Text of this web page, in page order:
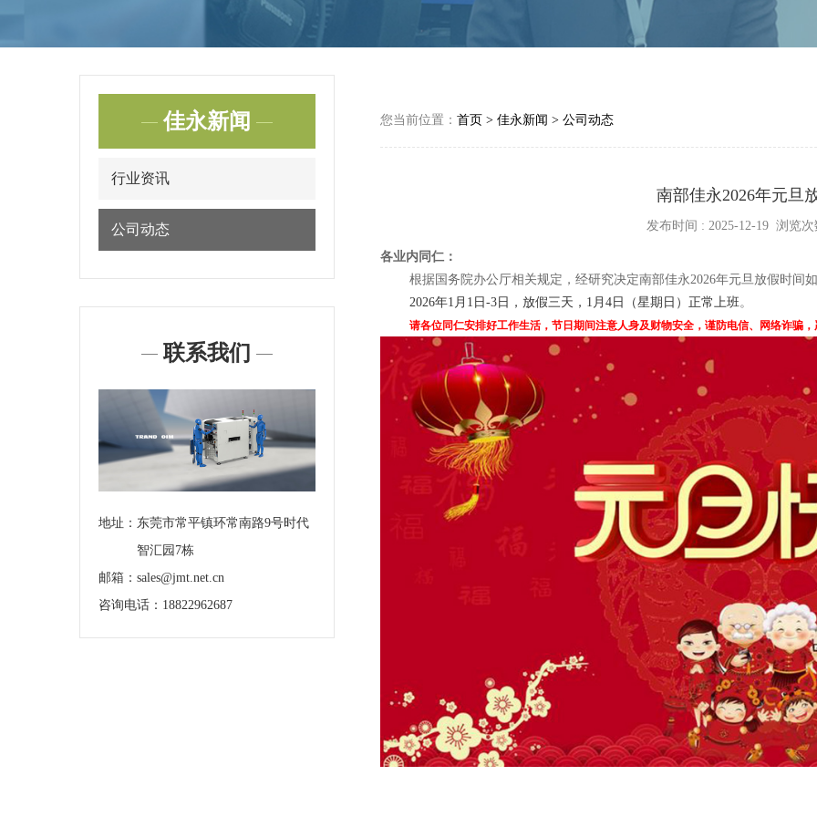
佳永新闻
行业资讯
公司动态
联系我们
地址： 东莞市常平镇环常南路9号时代
智汇园7栋
邮箱：sales@jmt.net.cn
咨询电话：18822962687
您当前位置： 首页 > 佳永新闻 > 公司动态
南部佳永2026年元旦
发布时间 : 2025-12-19 浏览
各业内同仁：
根据国务院办公厅相关规定，经研究决定南部佳永2026年元旦放假时间
2026年1月1日-3日，放假三天，1月4日（星期日）正常上班。
请各位同仁安排好工作生活，节日期间注意人身及财物安全，谨防电信、网络诈骗